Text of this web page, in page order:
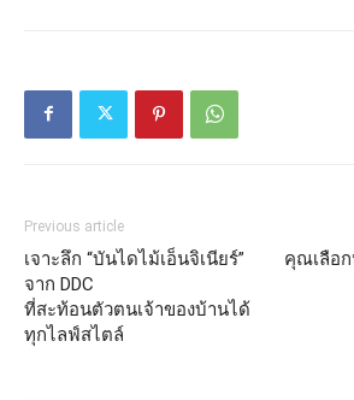
Previous article
เจาะลึก “บันไดไม้เอ็นจิเนียร์”
จาก DDC
ที่สะท้อนตัวตนเจ้าของบ้านได้
ทุกไลฟ์สไตล์
คุณเลือ